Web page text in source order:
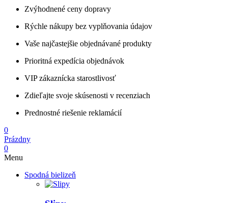
Zvýhodnené ceny dopravy
Rýchle nákupy bez vyplňovania údajov
Vaše najčastejšie objednávané produkty
Prioritná expedícia objednávok
VIP zákaznícka starostlivosť
Zdieľajte svoje skúsenosti v recenziach
Prednostné riešenie reklamácií
0
Prázdny
0
Menu
Spodná bielizeň